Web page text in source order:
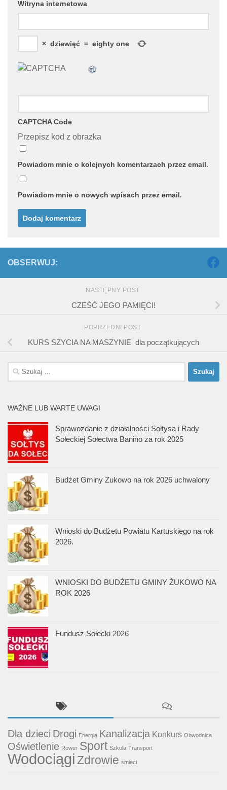
Witryna internetowa
× dziewięć = eighty one
CAPTCHA Code
Przepisz kod z obrazka
Powiadom mnie o kolejnych komentarzach przez email.
Powiadom mnie o nowych wpisach przez email.
OBSERWUJ:
NASTĘPNY POST
CZEŚĆ JEGO PAMIĘCI!
POPRZEDNI POST
KURS SZYCIA NA MASZYNIE dla początkujących
Szukaj:
WAŻNE LUB WARTE UWAGI
Sprawozdanie z działalności Sołtysa i Rady
Sołeckiej Sołectwa Banino za rok 2025
Budżet Gminy Żukowo na rok 2026 uchwalony
Wnioski do Budżetu Powiatu Kartuskiego na rok
2026.
WNIOSKI DO BUDŻETU GMINY ŻUKOWO NA
ROK 2026
Fundusz Sołecki 2026
Dla dzieci Drogi Energia Kanalizacja Konkurs Obwodnica
Oświetlenie Rower Sport Szkoła Transport
WodociągiZdrowie śmieci